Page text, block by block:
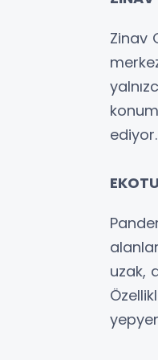
Zinav
ediyor.
uzak,